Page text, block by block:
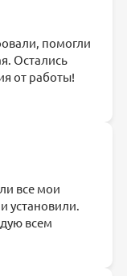
помогли
Остались
от работы!
все мои
установили.
всем